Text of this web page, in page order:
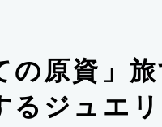
の原資」
るジュエ